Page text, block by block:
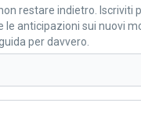
restare indietro.
le anticipazioni sui nuovi
per davvero.